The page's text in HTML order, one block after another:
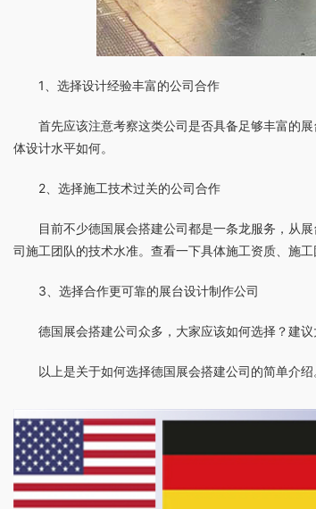
1、选择设计经验丰富的公司合作
首先应该注意考察这类公司是否具备足够丰富的
体设计水平如何。
2、选择施工技术过关的公司合作
目前不少德国展会搭建公司都是一条龙服务，从
司施工团队的技术水准。查看一下具体施工资质、施
3、选择合作更可靠的展台设计制作公司
德国展会搭建公司众多，大家应该如何选择？建
以上是关于如何选择德国展会搭建公司的简单介